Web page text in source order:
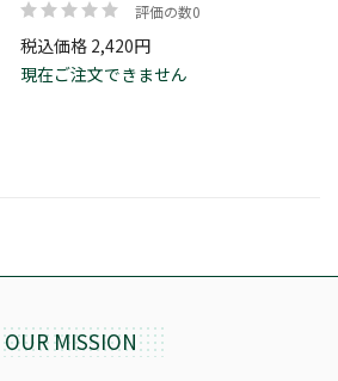
評価の数0
税込価格 2,420円
現在ご注文できません
OUR MISSION